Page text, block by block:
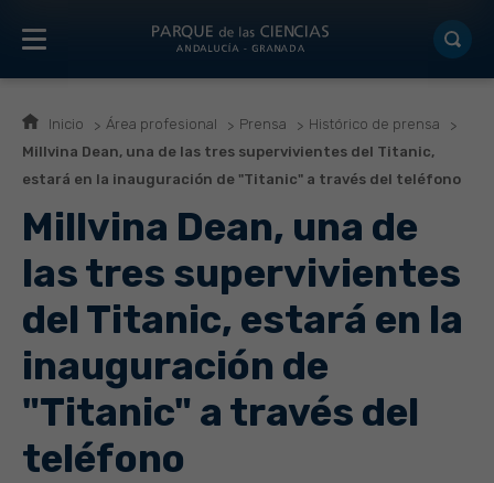
Inicio Área profesional Prensa
Histórico de prensa
Millvina Dean, una de las tres supervivientes del Titanic,
estará en la inauguración de "Titanic" a través del teléfono
Millvina Dean, una de
las tres supervivientes
del Titanic, estará en la
inauguración de
"Titanic" a través del
teléfono